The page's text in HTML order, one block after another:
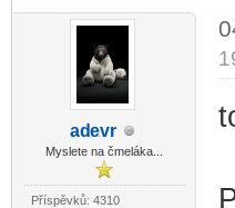
adevr
Myslete na čmeláka...
Příspěvků: 4310